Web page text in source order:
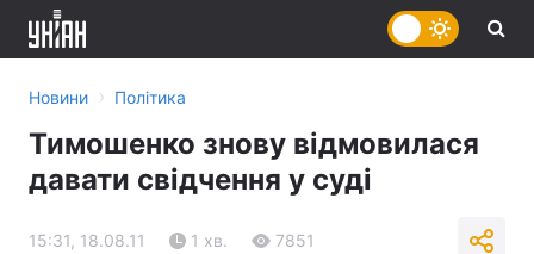
Новини › Політика
Тимошенко знову відмовилася
давати свідчення у суді
15:31, 18.08.11 1 хв. 7851